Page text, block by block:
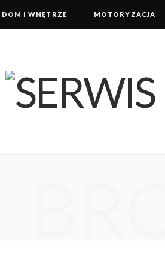
DOM I WNĘTRZE MOTORYZACJA